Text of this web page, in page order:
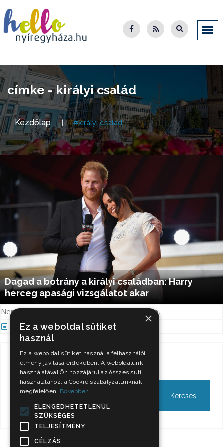
címke - királyi család
Kezdőlap #királyi család
Dagad a botrány a királyi családban: Harry
herceg apasági vizsgálatot akar
Nem nyugszanak a kedélyek a királyi családban.
Okt 26, 2021
Keresés
×
Ez a weboldal sütiket
használ
Ez a weboldal sütiket használ a felhasználói
élmény javítása érdekében. A weboldalunk
használatával Ön hozzájárul az összes süti
használatához, a Cookie szabályzatunknak
megfelelően. Bővebben
ELENGEDHETETLENÜL
SZÜKSÉGES
TELJESÍTMÉNY
CÉLZÁS